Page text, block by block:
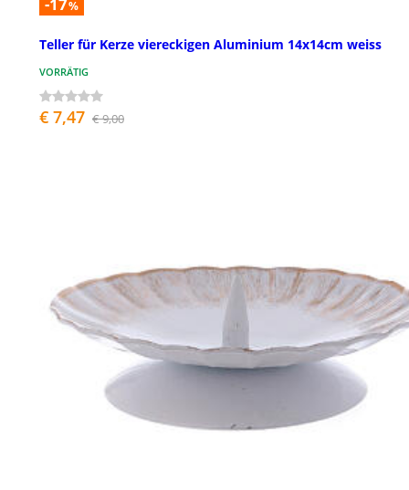
-17%
Teller für Kerze viereckigen Aluminium 14x14cm weiss
VORRÄTIG
€ 7,47 € 9,00